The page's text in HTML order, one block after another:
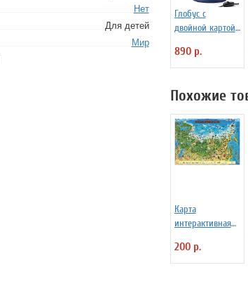
Нет
Для детей
Мир
Глобус с
двойной картой
d=21, арт. 0129
890 р.
Похожие
Карта
интерактивная
"Наша Родина"
для детей,
200 р.